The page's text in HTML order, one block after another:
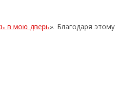
в мою дверь». Благодаря этому